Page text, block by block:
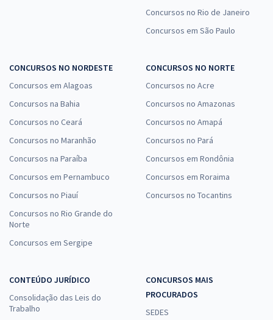
Concursos no Rio de Janeiro
Concursos em São Paulo
CONCURSOS NO NORDESTE
Concursos em Alagoas
Concursos na Bahia
Concursos no Ceará
Concursos no Maranhão
Concursos na Paraíba
Concursos em Pernambuco
Concursos no Piauí
Concursos no Rio Grande do
Norte
Concursos em Sergipe
CONCURSOS NO NORTE
Concursos no Acre
Concursos no Amazonas
Concursos no Amapá
Concursos no Pará
Concursos em Rondônia
Concursos em Roraima
Concursos no Tocantins
CONTEÚDO JURÍDICO
Consolidação das Leis do
Trabalho
CONCURSOS MAIS
PROCURADOS
SEDES